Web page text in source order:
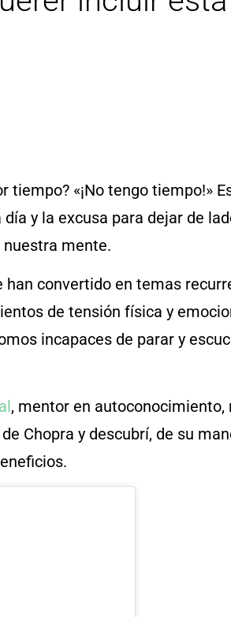
tiempo? «¡No tengo tiempo!»
y la excusa para dejar de
mente.
han convertido en temas
de tensión física y
incapaces de parar y
, mentor en autoconocimiento,
Chopra y descubrí, de su